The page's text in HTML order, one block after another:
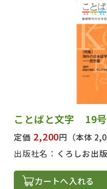
ことばと文字 19号
定価 2,200円 （本体
出版社名： くろしお出版
カートへ入れる